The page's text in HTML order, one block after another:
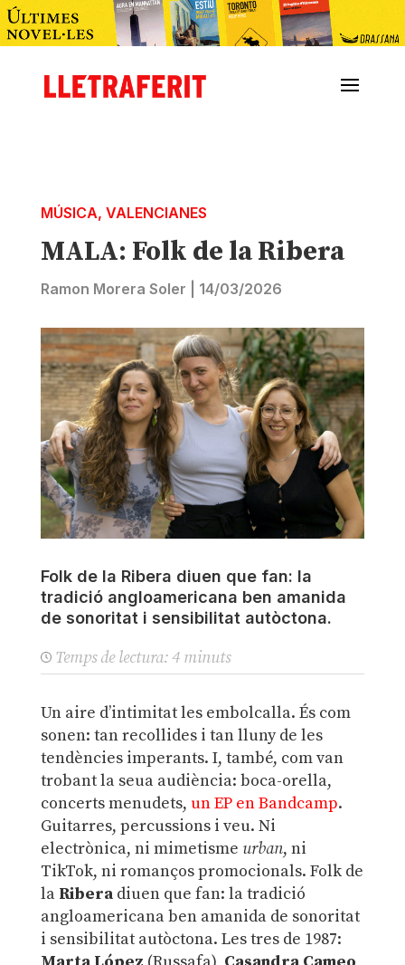
MÚSICA, VALENCIANES
MALA: Folk de la Ribera
Ramon Morera Soler 14/03/2026
Folk de la Ribera diuen que fan: la
tradició angloamericana ben amanida
de sonoritat i sensibilitat autòctona.
Temps de lectura: 4 minuts
Un aire d’intimitat les embolcalla. És com
sonen: tan recollides i tan lluny de les
tendències imperants. I, també, com van
trobant la seua audiència: boca-orella,
concerts menudets, un EP en Bandcamp.
Guitarres, percussions i veu. Ni
electrònica, ni mimetisme urban, ni
TikTok, ni romanços promocionals. Folk de
la Riberadiuen que fan: la tradició
angloamericana ben amanida de sonoritat
i sensibilitat autòctona. Les tres de 1987: